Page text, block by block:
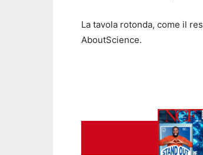
La tavola rotonda, come il
AboutScience.